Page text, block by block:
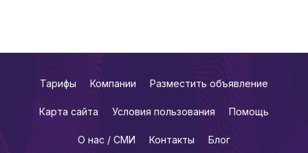
Тарифы Компании Разместить объявление
Карта сайта Условия пользования Помощь
О нас / СМИ Контакты Блог